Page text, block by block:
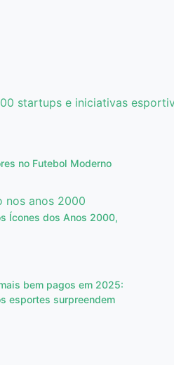
startups e iniciativas
no Futebol Moderno
Ícones dos Anos 2000,
bem pagos em 2025:
esportes surpreendem